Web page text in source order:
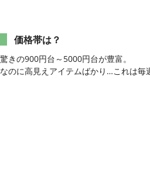
価格帯は？
驚きの900円台～5000円台が豊富。
なのに高見えアイテムばかり…これは毎